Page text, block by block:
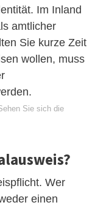
Im Inland
amtlicher
Sie kurze Zeit
wollen, muss
Sie sich die
Wer
einen